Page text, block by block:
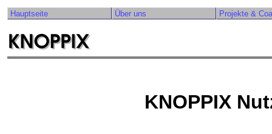
Hauptseite Über uns Projekte &
KNOPPIX